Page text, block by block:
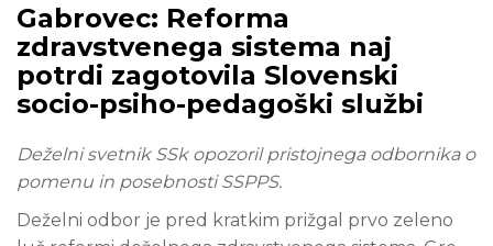
Gabrovec: Reforma
zdravstvenega sistema naj
potrdi zagotovila Slovenski
socio-psiho-pedagoški službi
Deželni svetnik SSk opozoril pristojnega odbornika o
pomenu in posebnosti SSPPS.
Deželni odbor je pred kratkim prižgal prvo zeleno